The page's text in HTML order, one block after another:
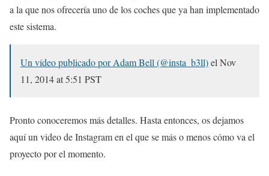
a la que nos ofrecería uno de los coches que ya han implementado
este sistema.
Un vídeo publicado por Adam Bell (@insta_b3ll)el Nov
11, 2014 at 5:51 PST
Pronto conoceremos más detalles. Hasta entonces, os dejamos
aquí un video de Instagram en el que se más o menos cómo va el
proyecto por el momento.